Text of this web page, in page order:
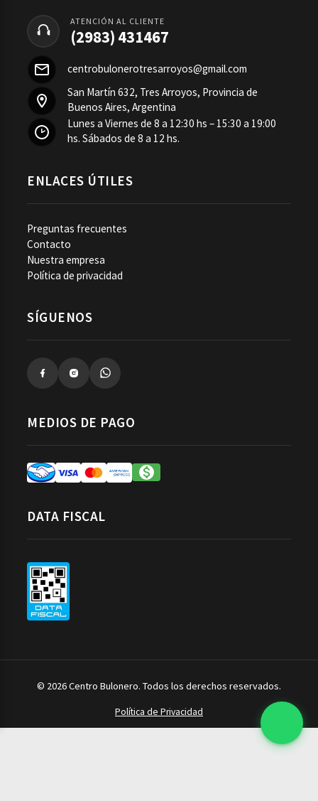
ATENCIÓN AL CLIENTE
(2983) 431467
centrobulonerotresarroyos@gmail.com
San Martín 632, Tres Arroyos, Provincia de
Buenos Aires, Argentina
Lunes a Viernes de 8 a 12:30 hs – 15:30 a 19:00
hs. Sábados de 8 a 12 hs.
ENLACES ÚTILES
Preguntas frecuentes
Contacto
Nuestra empresa
Política de privacidad
SÍGUENOS
MEDIOS DE PAGO
DATA FISCAL
© 2026 Centro Bulonero. Todos los derechos reservados.
Política de Privacidad